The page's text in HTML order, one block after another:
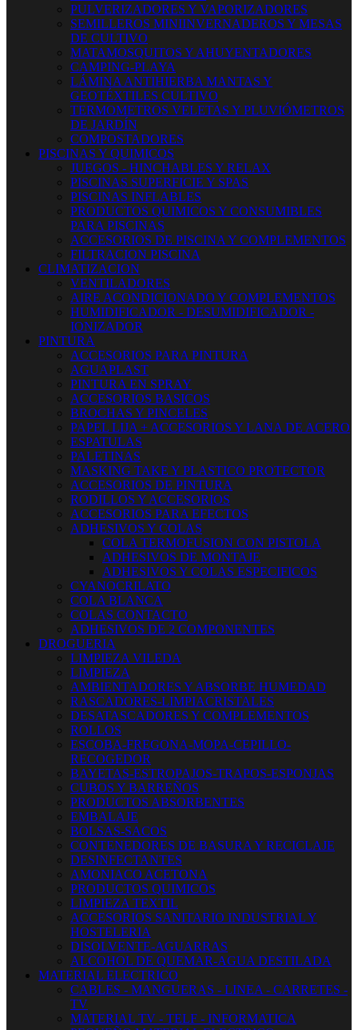
PULVERIZADORES Y VAPORIZADORES
SEMILLEROS MINIINVERNADEROS Y MESAS
DE CULTIVO
MATAMOSQUITOS Y AHUYENTADORES
CAMPING-PLAYA
LÁMINA ANTIHIERBA MANTAS Y
GEOTÉXTILES CULTIVO
TERMOMETROS VELETAS Y PLUVIÓMETROS
DE JARDÍN
COMPOSTADORES
PISCINAS Y QUIMICOS
JUEGOS - HINCHABLES Y RELAX
PISCINAS SUPERFICIE Y SPAS
PISCINAS INFLABLES
PRODUCTOS QUIMICOS Y CONSUMIBLES
PARA PISCINAS
ACCESORIOS DE PISCINA Y COMPLEMENTOS
FILTRACION PISCINA
CLIMATIZACION
VENTILADORES
AIRE ACONDICIONADO Y COMPLEMENTOS
HUMIDIFICADOR - DESUMIDIFICADOR -
IONIZADOR
PINTURA
ACCESORIOS PARA PINTURA
AGUAPLAST
PINTURA EN SPRAY
ACCESORIOS BASICOS
BROCHAS Y PINCELES
PAPEL LIJA + ACCESORIOS Y LANA DE ACERO
ESPATULAS
PALETINAS
MASKING TAKE Y PLASTICO PROTECTOR
ACCESORIOS DE PINTURA
RODILLOS Y ACCESORIOS
ACCESORIOS PARA EFECTOS
ADHESIVOS Y COLAS
COLA TERMOFUSION CON PISTOLA
ADHESIVOS DE MONTAJE
ADHESIVOS Y COLAS ESPECIFICOS
CYANOCRILATO
COLA BLANCA
COLAS CONTACTO
ADHESIVOS DE 2 COMPONENTES
DROGUERIA
LIMPIEZA VILEDA
LIMPIEZA
AMBIENTADORES Y ABSORBE HUMEDAD
RASCADORES-LIMPIACRISTALES
DESATASCADORES Y COMPLEMENTOS
ROLLOS
ESCOBA-FREGONA-MOPA-CEPILLO-
RECOGEDOR
BAYETAS-ESTROPAJOS-TRAPOS-ESPONJAS
CUBOS Y BARREÑOS
PRODUCTOS ABSORBENTES
EMBALAJE
BOLSAS-SACOS
CONTENEDORES DE BASURA Y RECICLAJE
DESINFECTANTES
AMONIACO ACETONA
PRODUCTOS QUIMICOS
LIMPIEZA TEXTIL
ACCESORIOS SANITARIO INDUSTRIAL Y
HOSTELERIA
DISOLVENTE-AGUARRAS
ALCOHOL DE QUEMAR-AGUA DESTILADA
MATERIAL ELECTRICO
CABLES - MANGUERAS - LINEA - CARRETES -
TV
MATERIAL TV - TELF - INFORMATICA